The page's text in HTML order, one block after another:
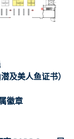
及美人鱼证书）
徽章